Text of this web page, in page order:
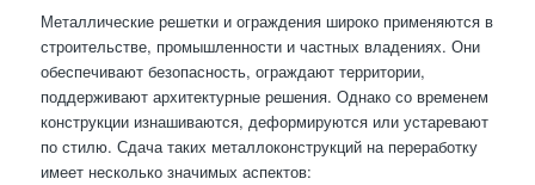
Металлические решетки и ограждения широко применяются в
строительстве, промышленности и частных владениях. Они
обеспечивают безопасность, ограждают территории,
поддерживают архитектурные решения. Однако со временем
конструкции изнашиваются, деформируются или устаревают
по стилю. Сдача таких металлоконструкций на переработку
имеет несколько значимых аспектов: